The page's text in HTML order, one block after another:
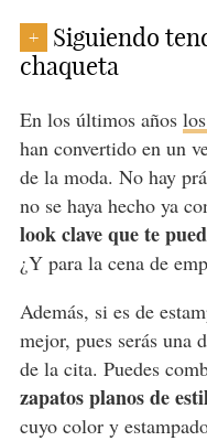
+
Siguiendo
chaqueta
En los últimos años
han convertido en un
de la moda. No hay
no se haya hecho ya
look clave que te
¿Y para la cena de
Además, si es de
mejor, pues serás una
de la cita. Puedes
zapatos planos de
cuyo color y